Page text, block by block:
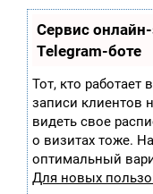
Сервис
Telegram-боте
Тот, кто работает
записи клиентов
видеть свое
о визитах тоже.
оптимальный
Для новых
играх